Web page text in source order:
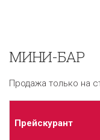
МИНИ-БАР
Продажа только на
Прейскурант